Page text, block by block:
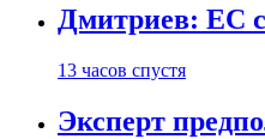
Дмитриев: ЕС
13 часов спустя
Эксперт